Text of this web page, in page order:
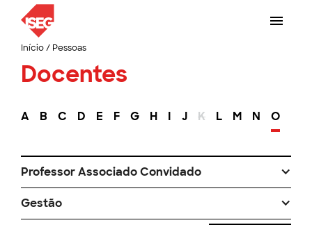
Início/ Pessoas
Docentes
A B C D E F G H I J K L M N O
Professor Associado Convidado
Gestão